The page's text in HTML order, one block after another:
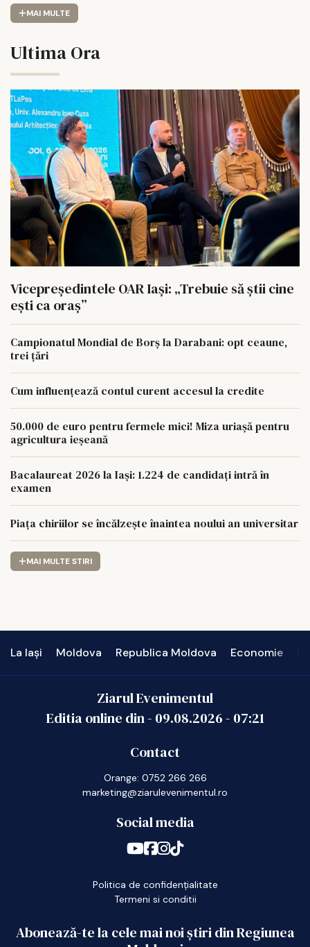
MAI MULTE
Ultima Ora
Vicepreședintele OAR Iași: „Trebuie să știi cine
ești ca oraș”
Campionatul Mondial de Borș la Darabani: opt ceaune,
trei țări
Cum influențează contul curent accesul la credite
50.000 de euro pentru fermele mici! Miza uriașă pentru
agricultura ieșeană
Bacalaureat 2026 la Iași: 1.224 de candidați intră în
examen
Piața chiriilor se încălzește înaintea noului an universitar
MAI MULTE STIRI
La Iași Moldova Republica Moldova Economie
Ziarul Evenimentul
Editia online din - 09.08.2026- 07:21
Contact
Orange: 0752 266 266
marketing@ziarulevenimentul.ro
Social media
Politica de confidențialitate
Termeni si conditii
Abonează-te la cele mai noi știri din Regiunea